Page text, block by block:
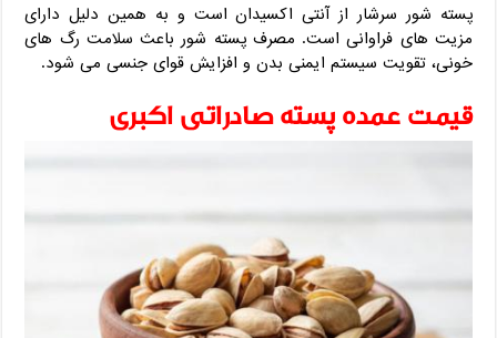
پسته شور سرشار از آنتی اکسیدان است و به همین دلیل دارای
مزیت های فراوانی است. مصرف پسته شور باعث سلامت رگ های
خونی، تقویت سیستم ایمنی بدن و افزایش قوای جنسی می شود.
قیمت عمده پسته صادراتی اکبری